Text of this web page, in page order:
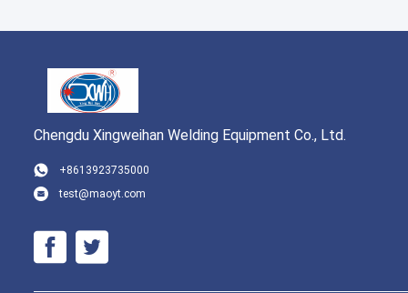
Chengdu Xingweihan Welding Equipment Co., Ltd.
+8613923735000
test@maoyt.com